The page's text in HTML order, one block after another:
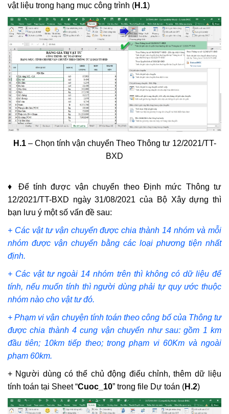
Bộ Xây dựng: Quyết định 37; 38; 39/QĐ-BXD
Định mức Dịch vụ thoát nước; Dịch vụ cây
xanh; Dịch vụ chiếu sáng đô thị
Khắc Tiệp 0981757527 17 Thg 1, 2025 0 129
vật liệu trong hạng mục công trình (H.1)
H.1– Chọn tính vận chuyển Theo Thông tư 12/2021/TT-
BXD
♦ Để tính được vận chuyển theo Định mức Thông tư
12/2021/TT-BXD ngày 31/08/2021 của Bộ Xây dựng thì
bạn lưu ý một số vấn đề sau:
+ Các vật tư vận chuyển được chia thành 14 nhóm và mỗi
nhóm được vận chuyển bằng các loại phương tiện nhất
định.
+ Các vật tư ngoài 14 nhóm trên thì không có dữ liệu để
tính, nếu muốn tính thì người dùng phải tự quy ước thuộc
nhóm nào cho vật tư đó.
+ Phạm vi vận chuyện tính toán theo công bố của Thông tư
được chia thành 4 cung vận chuyển như sau: gồm 1 km
đầu tiên; 10km tiếp theo; trong phạm vi 60Km và ngoài
phạm 60km.
+ Người dùng có thể chủ động điểu chỉnh, thêm dữ liệu
tính toán tại Sheet “Cuoc_10” trong file Dự toán (H.2)